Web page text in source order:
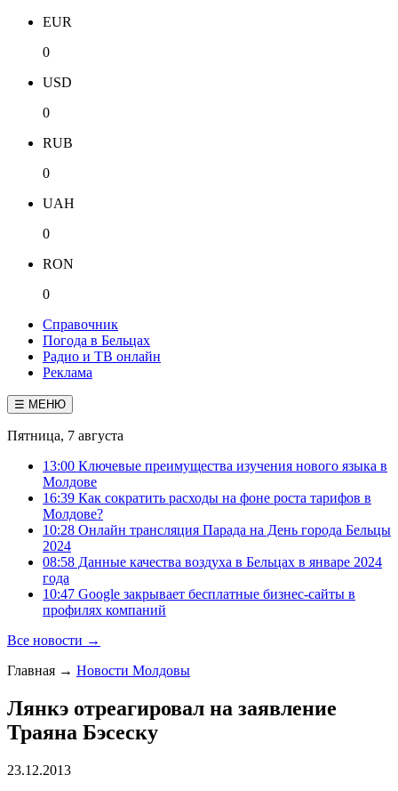
EUR
0
USD
0
RUB
0
UAH
0
RON
0
Справочник
Погода в Бельцах
Радио и ТВ онлайн
Реклама
☰ МЕНЮ
Пятница, 7 августа
13:00 Ключевые преимущества изучения нового языка в
Молдове
16:39 Как сократить расходы на фоне роста тарифов в
Молдове?
10:28 Онлайн трансляция Парада на День города Бельцы
2024
08:58 Данные качества воздуха в Бельцах в январе 2024
года
10:47 Google закрывает бесплатные бизнес-сайты в
профилях компаний
Все новости →
Главная → Новости Молдовы
Лянкэ отреагировал на заявление
Траяна Бэсеску
23.12.2013